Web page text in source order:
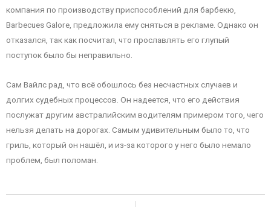
компания по производству приспособлений для барбекю,
Barbecues Galore, предложила ему сняться в рекламе. Однако он
отказался, так как посчитал, что прославлять его глупый
поступок было бы неправильно.
Сам Вайлс рад, что всё обошлось без несчастных случаев и
долгих судебных процессов. Он надеется, что его действия
послужат другим австралийским водителям примером того, чего
нельзя делать на дорогах. Самым удивительным было то, что
гриль, который он нашёл, и из-за которого у него было немало
проблем, был поломан.